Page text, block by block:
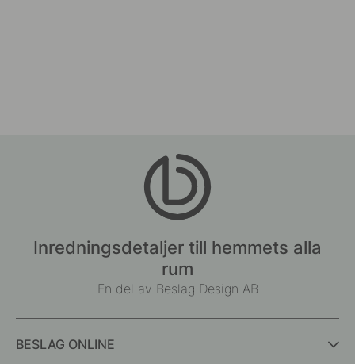
Inredningsdetaljer till hemmets alla
rum
En del av Beslag Design AB
BESLAG ONLINE